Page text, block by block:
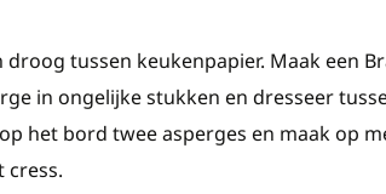
droog tussen keukenpapier. Maak een
in ongelijke stukken en dresseer
het bord twee asperges en maak op
cress.